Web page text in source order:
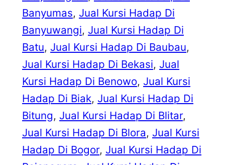
Banyumas, Jual Kursi Hadap Di
Banyuwangi, Jual Kursi Hadap Di
Batu, Jual Kursi Hadap Di Baubau
Jual Kursi Hadap Di Bekasi, Jual
Kursi Hadap Di Benowo, Jual Kursi
Hadap Di Biak, Jual Kursi Hadap Di
Bitung, Jual Kursi Hadap Di Blitar
Jual Kursi Hadap Di Blora, Jual Kursi
Hadap Di Bogor, Jual Kursi Hadap Di